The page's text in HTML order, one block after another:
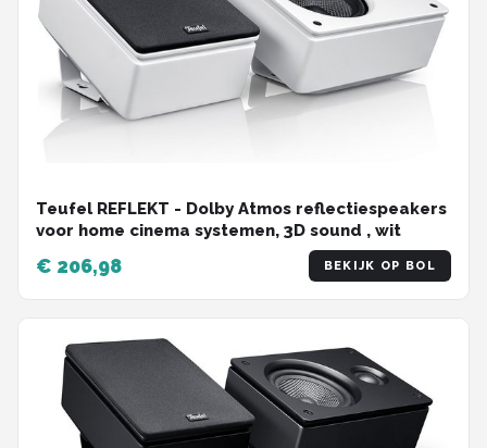
Teufel REFLEKT - Dolby Atmos reflectiespeakers
voor home cinema systemen, 3D sound , wit
€ 206,98 BEKIJK OP BOL